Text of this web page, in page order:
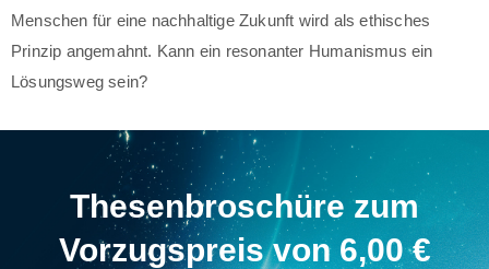
Menschen für eine nachhaltige Zukunft wird als ethisches
Prinzip angemahnt. Kann ein resonanter Humanismus ein
Lösungsweg sein?
Thesenbroschüre zum
Vorzugspreis von 6,00 €